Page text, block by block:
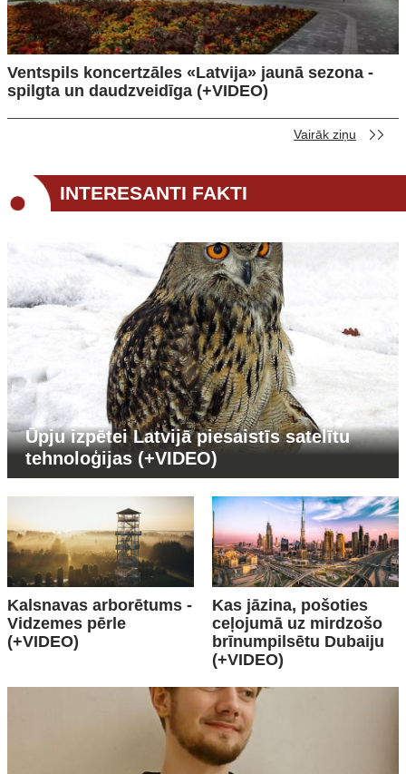
Ventspils koncertzāles «Latvija» jaunā sezona -
spilgta un daudzveidīga (+VIDEO)
Vairāk ziņu
INTERESANTI FAKTI
Ūpju izpētei Latvijā piesaistīs satelītu
tehnoloģijas (+VIDEO)
Kalsnavas arborētums -
Vidzemes pērle
(+VIDEO)
Kas jāzina, pošoties
ceļojumā uz mirdzošo
brīnumpilsētu Dubaiju
(+VIDEO)